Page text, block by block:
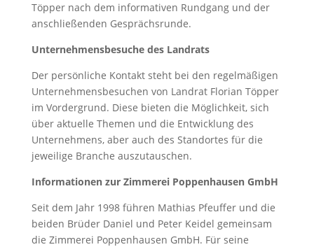
Töpper nach dem informativen Rundgang und der
anschließenden Gesprächsrunde.
Unternehmensbesuche des Landrats
Der persönliche Kontakt steht bei den regelmäßigen
Unternehmensbesuchen von Landrat Florian Töpper
im Vordergrund. Diese bieten die Möglichkeit, sich
über aktuelle Themen und die Entwicklung des
Unternehmens, aber auch des Standortes für die
jeweilige Branche auszutauschen.
Informationen zur Zimmerei Poppenhausen GmbH
Seit dem Jahr 1998 führen Mathias Pfeuffer und die
beiden Brüder Daniel und Peter Keidel gemeinsam
die Zimmerei Poppenhausen GmbH. Für seine